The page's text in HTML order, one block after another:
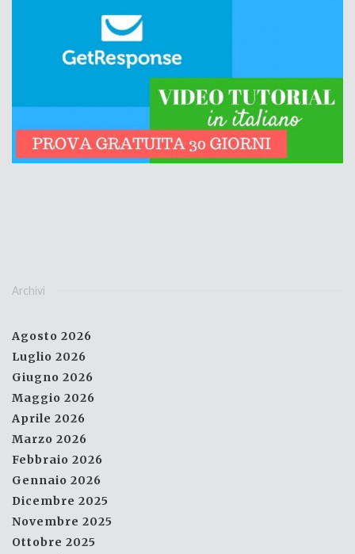
Archivi
Agosto 2026
Luglio 2026
Giugno 2026
Maggio 2026
Aprile 2026
Marzo 2026
Febbraio 2026
Gennaio 2026
Dicembre 2025
Novembre 2025
Ottobre 2025